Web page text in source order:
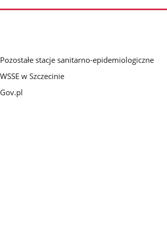
Pozostałe stacje sanitarno-epidemiologiczne
WSSE w Szczecinie
Gov.pl